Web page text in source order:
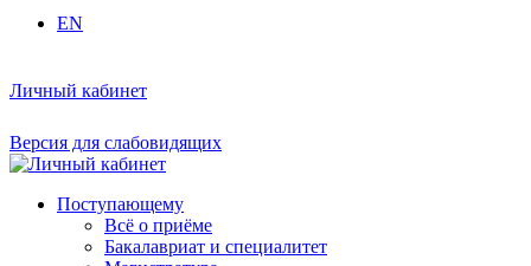
EN
Личный кабинет
Версия для слабовидящих
Поступающему
Всё о приёме
Бакалавриат и специалитет